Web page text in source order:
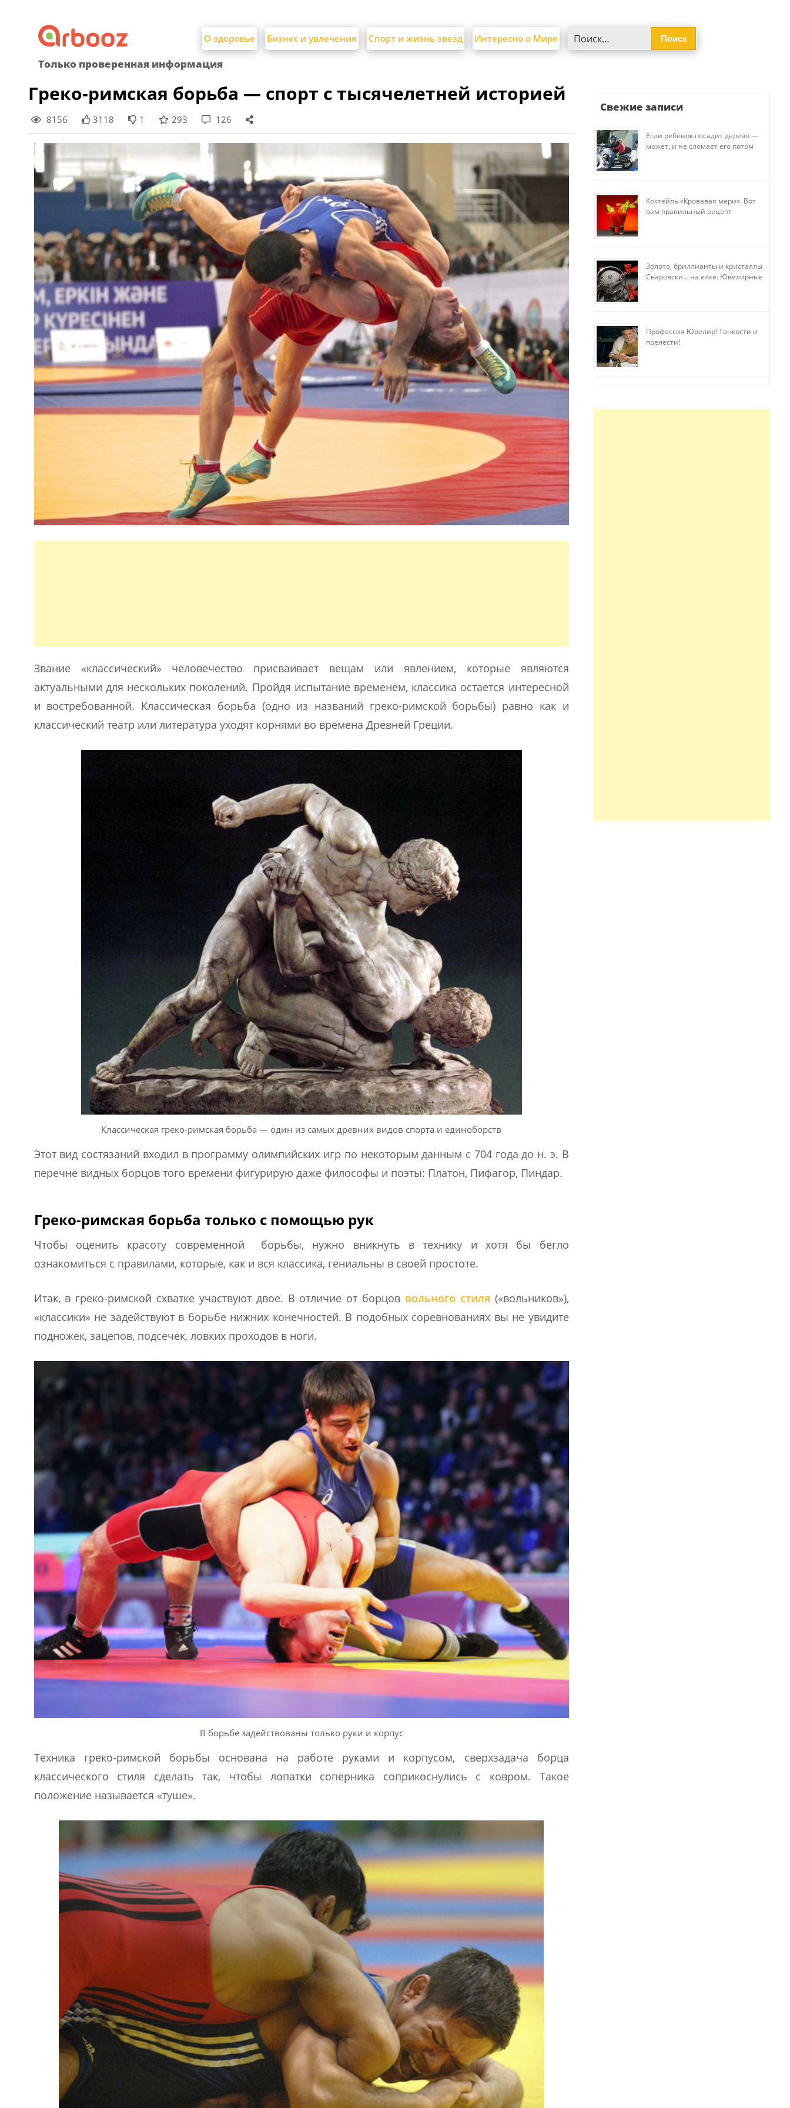
content
О здоровье Бизнес и увлечения Спорт и жизнь звезд Интересно о Мире
Только проверенная информация
Греко-римская борьба — спорт с тысячелетней историей
8156 3118 1 293 126
Звание «классический» человечество присваивает вещам или явлением, которые являются
актуальными для нескольких поколений. Пройдя испытание временем, классика остается интересной
и востребованной. Классическая борьба (одно из названий греко-римской борьбы) равно как и
классический театр или литература уходят корнями во времена Древней Греции.
Классическая греко-римская борьба — один из самых древних видов спорта и единоборств
Этот вид состязаний входил в программу олимпийских игр по некоторым данным с 704 года до н. э. В
перечне видных борцов того времени фигурирую даже философы и поэты: Платон, Пифагор, Пиндар.
Греко-римская борьба только с помощью рук
Чтобы оценить красоту современной борьбы, нужно вникнуть в технику и хотя бы бегло
ознакомиться с правилами, которые, как и вся классика, гениальны в своей простоте.
Итак, в греко-римской схватке участвуют двое. В отличие от борцов вольного стиля («вольников»),
«классики» не задействуют в борьбе нижних конечностей. В подобных соревнованиях вы не увидите
подножек, зацепов, подсечек, ловких проходов в ноги.
В борьбе задействованы только руки и корпус
Техника греко-римской борьбы основана на работе руками и корпусом, сверхзадача борца
классического стиля сделать так, чтобы лопатки соперника соприкоснулись с ковром. Такое
положение называется «туше».
Свежие записи
Если ребёнок посадит дерево —
может, и не сломает его потом
Коктейль «Кровавая мери». Вот
вам правильный рецепт
Золото, бриллианты и кристаллы
Сваровски… на елке. Ювелирные
Профессия Ювелир! Тонкости и
прелести!